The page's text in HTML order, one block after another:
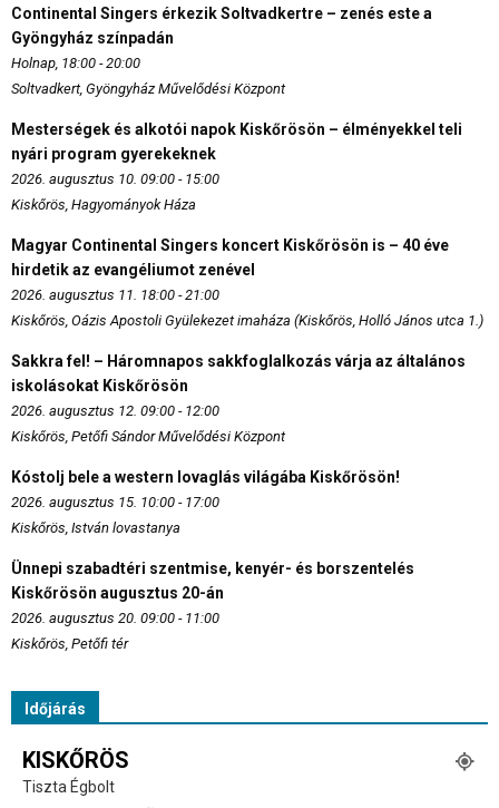
Continental Singers érkezik Soltvadkertre – zenés este a
Gyöngyház színpadán
Holnap, 18:00 - 20:00
Soltvadkert, Gyöngyház Művelődési Központ
Mesterségek és alkotói napok Kiskőrösön – élményekkel teli
nyári program gyerekeknek
2026. augusztus 10. 09:00 - 15:00
Kiskőrös, Hagyományok Háza
Magyar Continental Singers koncert Kiskőrösön is – 40 éve
hirdetik az evangéliumot zenével
2026. augusztus 11. 18:00 - 21:00
Kiskőrös, Oázis Apostoli Gyülekezet imaháza (Kiskőrös, Holló János utca 1.)
Sakkra fel! – Háromnapos sakkfoglalkozás várja az általános
iskolásokat Kiskőrösön
2026. augusztus 12. 09:00 - 12:00
Kiskőrös, Petőfi Sándor Művelődési Központ
Kóstolj bele a western lovaglás világába Kiskőrösön!
2026. augusztus 15. 10:00 - 17:00
Kiskőrös, István lovastanya
Ünnepi szabadtéri szentmise, kenyér- és borszentelés
Kiskőrösön augusztus 20-án
2026. augusztus 20. 09:00 - 11:00
Kiskőrös, Petőfi tér
Időjárás
KISKŐRÖS
Tiszta Égbolt